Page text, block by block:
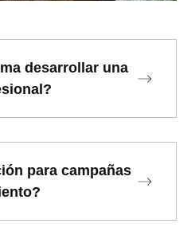
desarrollar una
para campañas